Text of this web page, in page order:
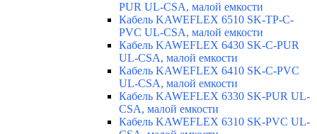
PUR UL-CSA, малой емкости
Кабель KAWEFLEX 6510 SK-TP-C-
PVC UL-CSA, малой емкости
Кабель KAWEFLEX 6430 SK-C-PUR
UL-CSA, малой емкости
Кабель KAWEFLEX 6410 SK-C-PVC
UL-CSA, малой емкости
Кабель KAWEFLEX 6330 SK-PUR UL-
CSA, малой емкости
Кабель KAWEFLEX 6310 SK-PVC UL-